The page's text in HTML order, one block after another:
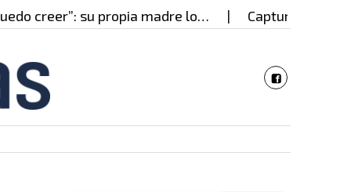
su propia madre lo… Capturado en Cali